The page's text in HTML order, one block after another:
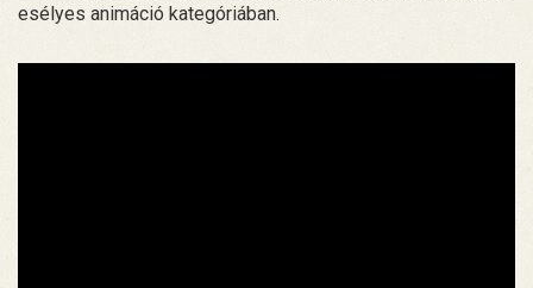
esélyes animáció kategóriában.